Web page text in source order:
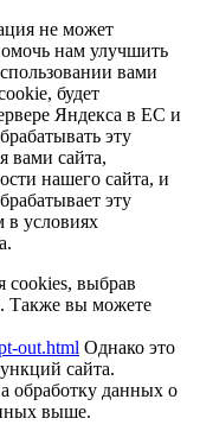
не может
нам улучшить
вами
будет
Яндекса в ЕС и
эту
вами сайта,
нашего сайта, и
эту
в условиях
cookies, выбрав
Также вы можете
out.html Однако это
сайта.
обработку данных о
выше.